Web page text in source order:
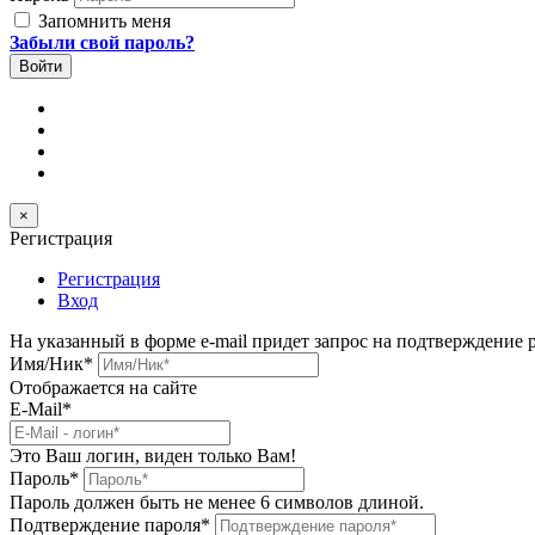
Запомнить меня
Забыли свой пароль?
×
Регистрация
Регистрация
Вход
На указанный в форме e-mail придет запрос на подтверждение
Имя/Ник*
Отображается на сайте
E-Mail*
Это Ваш логин, виден только Вам!
Пароль*
Пароль должен быть не менее 6 символов длиной.
Подтверждение пароля*